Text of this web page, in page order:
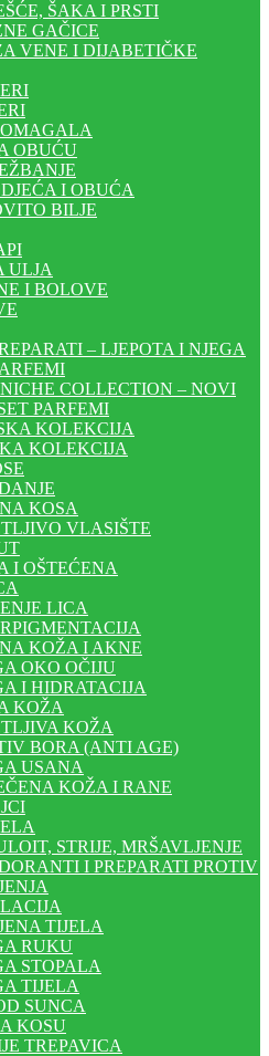
ŠAKA I PRSTI
GAČICE
VENE I DIJABETIČKE
OBUĆU
I OBUĆA
BILJE
ULJA
I BOLOVE
– LJEPOTA I NJEGA
COLLECTION – NOVI
PARFEMI
KOLEKCIJA
KOLEKCIJA
KOSA
VLASIŠTE
I OŠTEĆENA
LICA
KOŽA I AKNE
OKO OČIJU
I HIDRATACIJA
KOŽA
KOŽA
BORA (ANTI AGE)
USANA
KOŽA I RANE
STRIJE, MRŠAVLJENJE
I PREPARATI PROTIV
TIJELA
RUKU
STOPALA
TIJELA
SUNCA
KOSU
TREPAVICA